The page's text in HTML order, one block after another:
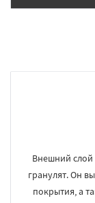
Внешний слой
гранулят. Он
покрытия, а